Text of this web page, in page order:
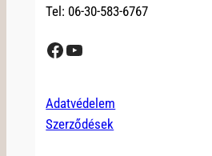
Tel: 06-30-583-6767
Facebook YouTube
Adatvédelem
Szerződések